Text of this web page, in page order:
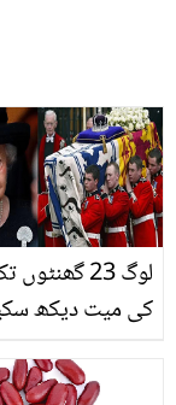
لوگ 23
کی میت دیکھ
اگلے 10 روز